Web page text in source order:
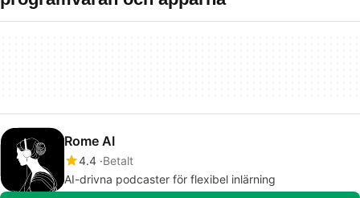
Rome AI
4.4 Betalt
AI-drivna podcaster för flexibel inlärning